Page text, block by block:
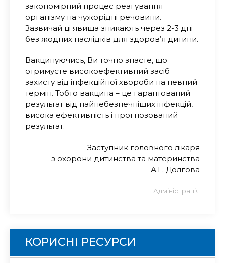
закономірний процес реагування
організму на чужорідні речовини.
Зазвичай ці явища зникають через 2-3 дні
без жодних наслідків для здоров’я дитини.
Вакцинуючись, Ви точно знаєте, що
отримуєте високоефективний засіб
захисту від інфекційної хвороби на певний
термін. Тобто вакцина – це гарантований
результат від найнебезпечніших інфекцій,
висока ефективність і прогнозований
результат.
Заступник головного лікаря
з охорони дитинства та материнства
А.Г. Долгова
Адміністрація
КОРИСНІ РЕСУРСИ